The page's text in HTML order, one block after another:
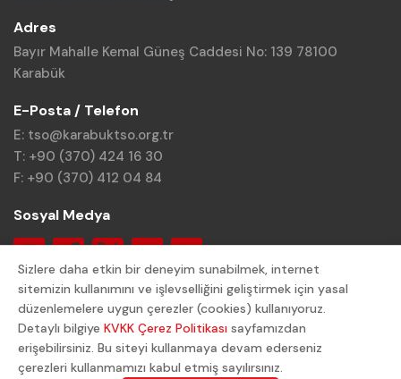
Adres
Bayır Mahalle Kemal Güneş Caddesi No: 139 78100
Karabük
E-Posta / Telefon
E: tso@karabuktso.org.tr
T: +90 (370) 424 16 30
F: +90 (370) 412 04 84
Sosyal Medya
© 2024 Karabük TSO. Tüm Hakları Saklıdır.
Gizlilik PolitikasıKVKK Aydınlatma Metni
Sizlere daha etkin bir deneyim sunabilmek, internet
sitemizin kullanımını ve işlevselliğini geliştirmek için yasal
düzenlemelere uygun çerezler (cookies) kullanıyoruz.
Detaylı bilgiye KVKK Çerez Politikası sayfamızdan
erişebilirsiniz. Bu siteyi kullanmaya devam ederseniz
çerezleri kullanmamızı kabul etmiş sayılırsınız.